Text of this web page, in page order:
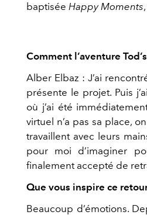
baptisée Happy Moments
Comment l’aventure
Alber Elbaz : J’ai
présente le projet. Puis
où j’ai été
virtuel n’a pas sa place,
travaillent avec leurs
pour moi d’imaginer
finalement accepté de
Que vous inspire ce
Beaucoup d’émotions.